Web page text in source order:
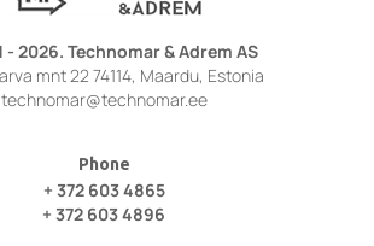
- 2026. Technomar & Adrem AS
mnt 22 74114, Maardu, Estonia
technomar@technomar.ee
Phone
+ 372 603 4865
+ 372 603 4896